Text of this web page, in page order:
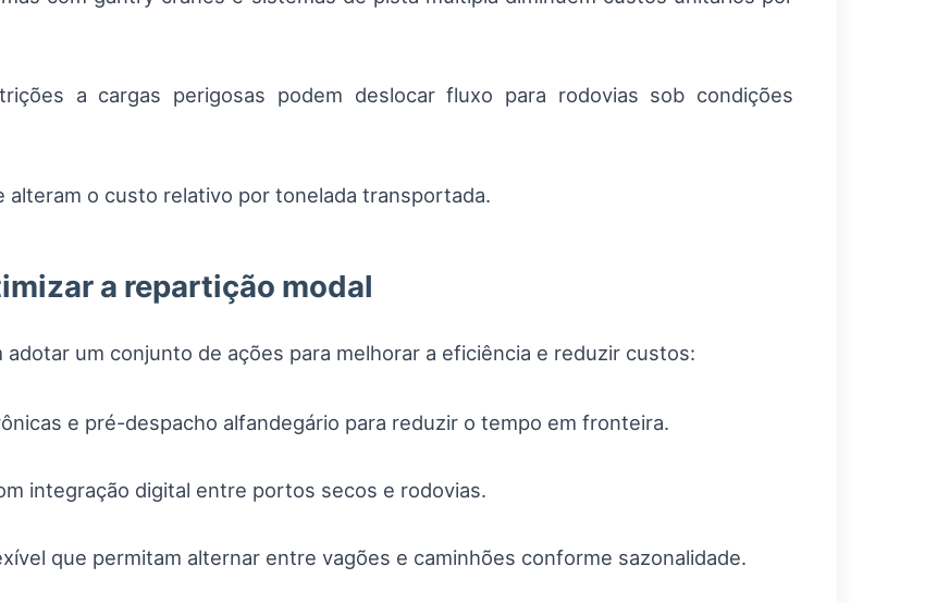
a cargas perigosas podem deslocar fluxo para rodovias sob condições
alteram o custo relativo por tonelada transportada.
a repartição modal
um conjunto de ações para melhorar a eficiência e reduzir custos:
e pré-despacho alfandegário para reduzir o tempo em fronteira.
integração digital entre portos secos e rodovias.
que permitam alternar entre vagões e caminhões conforme sazonalidade.